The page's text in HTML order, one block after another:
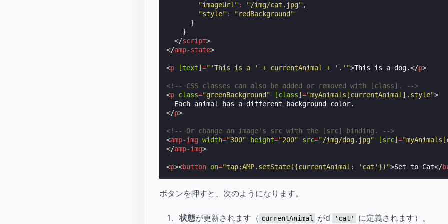
"imageUrl" : "/img/cat.jpg" ,
"style" :
"redBackground"
}
}
</script>
</amp-state>
<p [text]="'This is a ' + currentAnimal + '.'">This is a dog.</p>
<!-- CSS classes can also be added or removed with [class]. -->
<p class="greenBackground" [class]="myAnimals[currentAnimal].style">
</p>
<!-- Or change an image's src with the [src] binding. -->
<amp-img width="300" height="200" src="/img/dog.jpg" [src]=
</amp-img>
<p><button on="tap:AMP.setState({currentAnimal: 'cat'})">Set to Cat</
ボタンを押すと、次のようになります。
状態が更新されます（ currentAnimal がd 'cat' に定義されます）。